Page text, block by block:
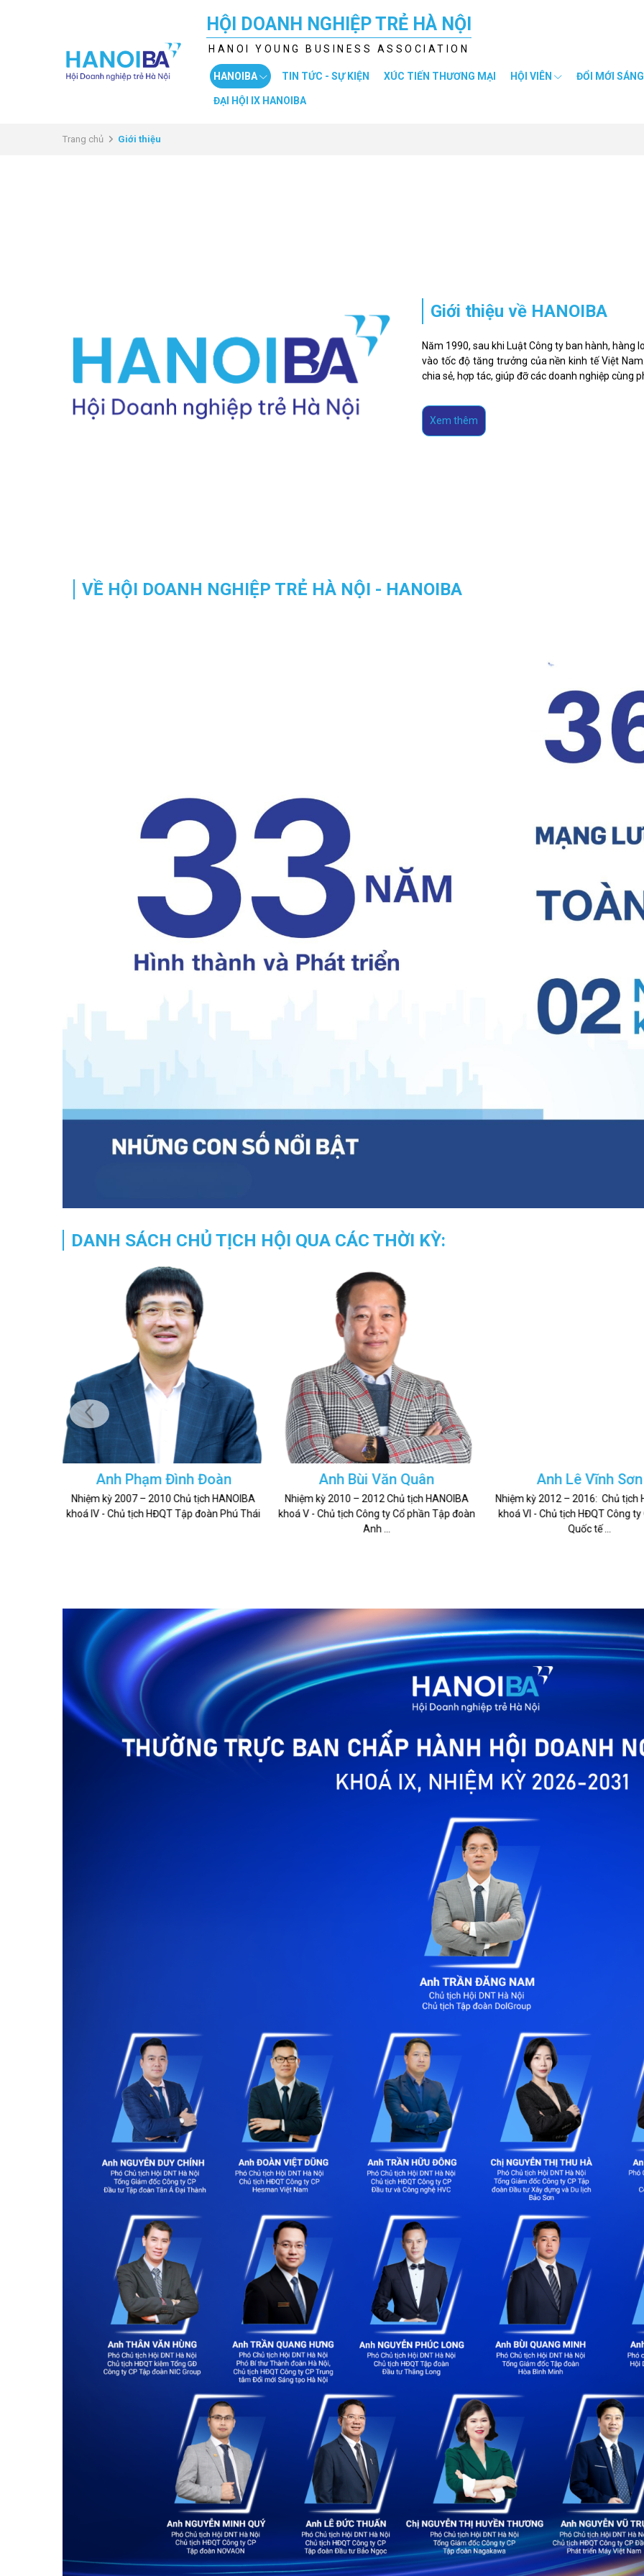
HỘI DOANH NGHIỆP TRẺ HÀ NỘI
HANOI YOUNG BUSINESS ASSOCIATION
HANOIBA TIN TỨC - SỰ KIỆN XÚC TIẾN THƯƠNG MẠI HỘI VIÊN ĐỔI MỚI
ĐẠI HỘI IX HANOIBA
Trang chủ Giới thiệu
Giới thiệu về HANOIBA
Năm 1990, sau khi Luật Công ty ban hành,
vào tốc độ tăng trưởng của nền kinh tế Việt
chia sẻ, hợp tác, giúp đỡ các doanh nghiệp cùng
Xem thêm
VỀ HỘI DOANH NGHIỆP TRẺ HÀ NỘI - HANOIBA
DANH SÁCH CHỦ TỊCH HỘI QUA CÁC THỜI KỲ:
Anh Bùi Văn Quân
Nhiệm kỳ 2010 – 2012 Chủ tịch HANOIBA
khoá V - Chủ tịch Công ty Cổ phần Tập đoàn
Anh Lê Vĩnh Sơn
Nhiệm kỳ 2012 – 2016: Chủ tịch HANOIBA
khoá VI - Chủ tịch HĐQT Công ty Cổ phần
Quốc tế ...
Anh Trần Anh
Nhiệm kỳ 2016 – 2017: Chủ tịch
khoá VI - Chủ tịch HĐQT Công ty
Đầu tư BVG